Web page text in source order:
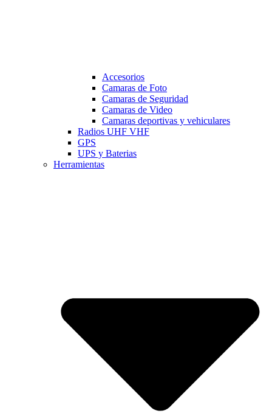
Accesorios
Camaras de Foto
Camaras de Seguridad
Camaras de Video
Camaras deportivas y vehiculares
Radios UHF VHF
GPS
UPS y Baterias
Herramientas